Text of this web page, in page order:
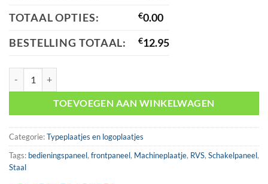
TOTAAL OPTIES:
€0.00
BESTELLING TOTAAL:
€12.95
TOEVOEGEN AAN WINKELWAGEN
Categorie:Typeplaatjes en logoplaatjes
Tags: bedieningspaneel, frontpaneel, Machineplaatje, RVS, Schakelpaneel,
Staal